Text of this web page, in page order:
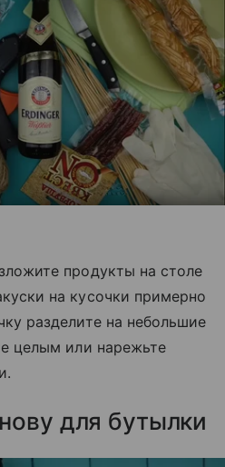
продукты на столе
на кусочки примерно
разделите на небольшие
целым или нарежьте
для бутылки